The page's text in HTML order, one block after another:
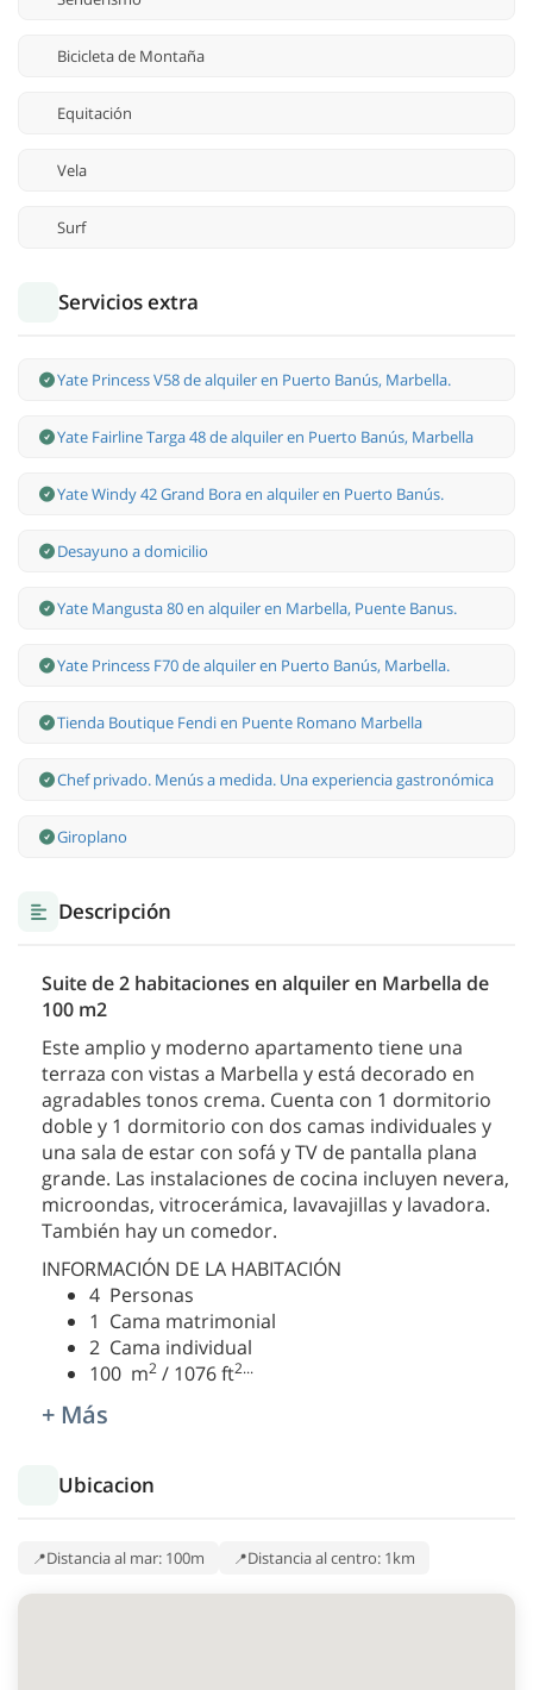
Bicicleta de Montaña
Equitación
Vela
Surf
Servicios extra
Yate Princess V58 de alquiler en Puerto Banús, Marbella.
Yate Fairline Targa 48 de alquiler en Puerto Banús, Marbella
Yate Windy 42 Grand Bora en alquiler en Puerto Banús.
Desayuno a domicilio
Yate Mangusta 80 en alquiler en Marbella, Puente Banus.
Yate Princess F70 de alquiler en Puerto Banús, Marbella.
Tienda Boutique Fendi en Puente Romano Marbella
Chef privado. Menús a medida. Una experiencia gastronómica
Giroplano
Descripción
Suite de 2 habitaciones en alquiler en Marbella de
100 m2
Este amplio y moderno apartamento tiene una
terraza con vistas a Marbella y está decorado en
agradables tonos crema. Cuenta con 1 dormitorio
doble y 1 dormitorio con dos camas individuales y
una sala de estar con sofá y TV de pantalla plana
grande. Las instalaciones de cocina incluyen nevera,
microondas, vitrocerámica, lavavajillas y lavadora.
También hay un comedor.
INFORMACIÓN DE LA HABITACIÓN
4 Personas
1 Cama matrimonial
2 Cama individual
100 m2 / 1076 ft2...
+ Más
Ubicacion
Distancia al mar: 100m Distancia al centro: 1km